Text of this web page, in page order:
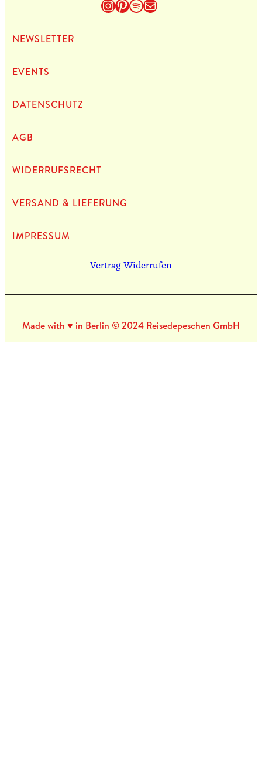
Instagram
Pinterest
Spotify
E-Mail
NEWS­LET­TER
EVENTS
DATEN­SCHUTZ
AGB
WIDERRUFSRECHT
VERSAND & LIEFERUNG
IMPRES­SUM
Vertrag Widerrufen
Made with ♥ in Berlin © 2024 Reisedepeschen GmbH